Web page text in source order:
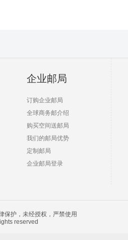
企业邮局
订购企业邮局
全球商务邮介绍
购买空间送邮局
我们的邮局优势
定制邮局
企业邮局登录
保护，未经授权，严禁使用
reserved